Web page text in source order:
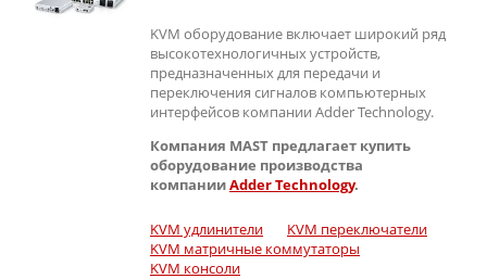
KVM оборудование включает широкий ряд
высокотехнологичных устройств,
предназначенных для передачи и
переключения сигналов компьютерных
интерфейсов компании Adder Technology.
Компания MAST предлагает купить
оборудование производства
компанииAdder Technology.
KVM удлинители
KVM переключатели
KVM матричные коммутаторы
KVM консоли